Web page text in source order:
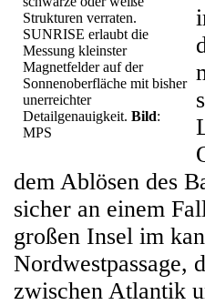
Strukturen verraten.
SUNRISE erlaubt die
Messung kleinster
Magnetfelder auf der
Sonnenoberfläche mit bisher
unerreichter
Detailgenauigkeit. Bild:
MPS
dem Ablösen des
sicher an einem
großen Insel im
Nordwestpassage,
zwischen Atlantik